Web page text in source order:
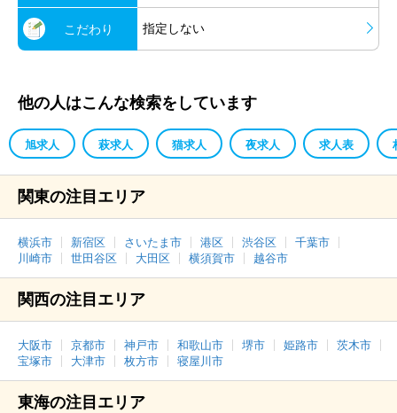
こだわり 指定しない
他の人はこんな検索をしています
旭求人 萩求人 猫求人 夜求人 求人表
関東の注目エリア
横浜市 新宿区 さいたま市 港区 渋谷区
千葉市
川崎市
世田谷区 大田区 横須賀市 越谷市
関西の注目エリア
大阪市 京都市 神戸市 和歌山市 堺市 姫路市
茨木市
宝塚市
大津市 枚方市 寝屋川市
東海の注目エリア